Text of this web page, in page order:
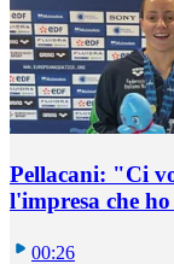
Pellacani: "Ci
l'impresa che
00:26